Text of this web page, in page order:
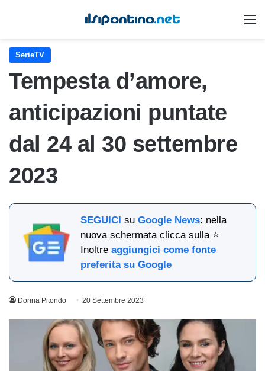
SerieTV
Tempesta d’amore,
anticipazioni puntate
dal 24 al 30 settembre
2023
SEGUICI suGoogle News: nella
nuova schermata clicca sulla ⭐
Inoltreaggiungici come fonte
preferita su Google
Dorina Pitondo 20 Settembre 2023